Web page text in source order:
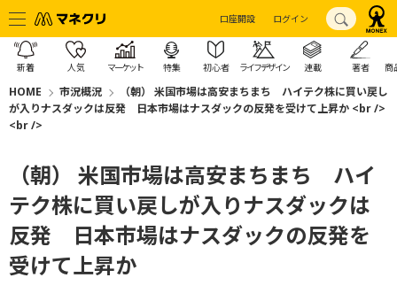
口座開設 ログイン
新着 人気 マーケット 特集 初心者 ライフデザイン 連載 著者 商
HOME 市況概況
（朝） 米国市場は高安まちまち ハイテク株に買い戻し
が入りナスダックは反発 日本市場はナスダックの反発を受けて上昇か <br />
<br />
（朝） 米国市場は高安まちまち ハイ
テク株に買い戻しが入りナスダックは
反発 日本市場はナスダックの反発を
受けて上昇か